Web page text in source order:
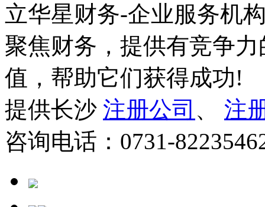
立华星财务-企业服务机
聚焦财务，提供有竞争
值，帮助它们获得成功!
提供长沙 注册公司 、 注
咨询电话：0731-